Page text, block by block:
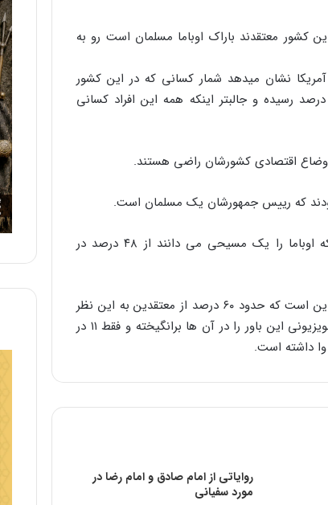
کشور معتقدند باراک اوباما مسلمان است رو به
نشان می‏دهد شمار کسانی که در این کشور
باراک اوباما مسلمان است رو به فزونی گذاشته و به ۳۱ درصد رسیده و جالب‏تر اینکه همه این افراد کسانی
اقتصادی کشورشان راضی هستند.
'مرکز پژوهشی پیو'، بانی این نظرسنجی گفته است: رقم کسانی که اوباما را یک مسیحی می دانند از ۴۸ درصد در
نکته جالب دیگری که در نتایج این نظر سنجی به چشم می خورد این است که حدود ۶۰ درصد از معتقدین به این نظر
گفته‌اند که جنجال‏های رسانه ای و به خصوص برنامه‏های شبکه‏های تلویزیونی این باور را در آن ها برانگیخته و فقط ۱۱ در
وا داشته است.
رواياتى از امام صادق و امام رضا در
مورد سفیانی